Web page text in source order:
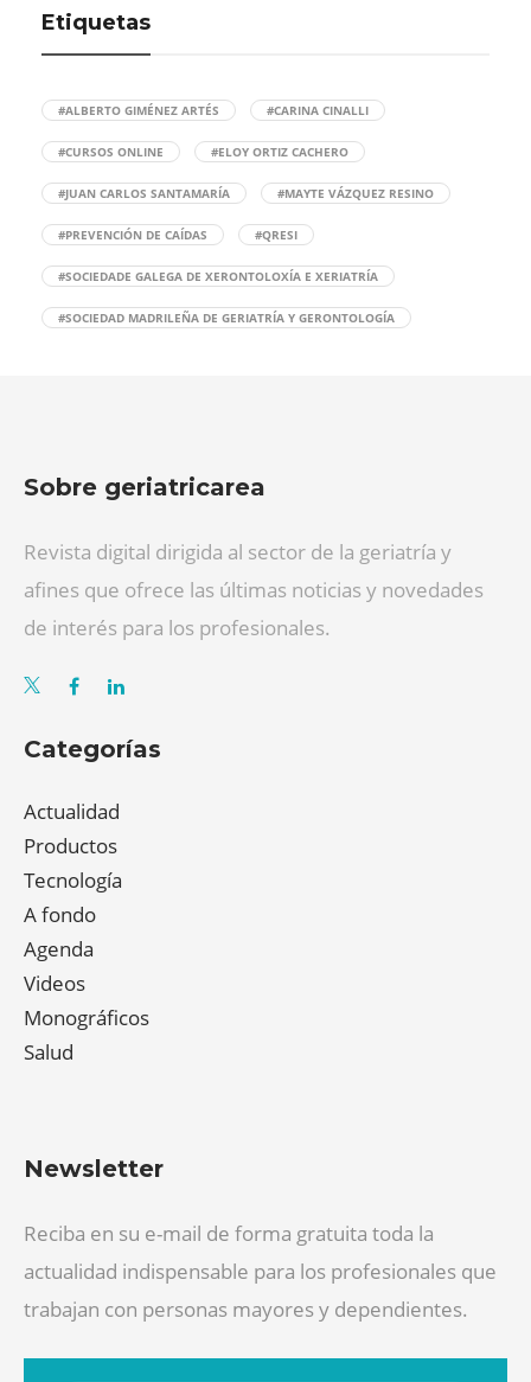
Etiquetas
#ALBERTO GIMÉNEZ ARTÉS #CARINA CINALLI
#CURSOS ONLINE #ELOY ORTIZ CACHERO
#JUAN CARLOS SANTAMARÍA #MAYTE VÁZQUEZ RESINO
#PREVENCIÓN DE CAÍDAS #QRESI
#SOCIEDADE GALEGA DE XERONTOLOXÍA E XERIATRÍA
#SOCIEDAD MADRILEÑA DE GERIATRÍA Y GERONTOLOGÍA
Sobre geriatricarea
Revista digital dirigida al sector de la geriatría y
afines que ofrece las últimas noticias y novedades
de interés para los profesionales.
Categorías
Actualidad
Productos
Tecnología
A fondo
Agenda
Videos
Monográficos
Salud
Newsletter
Reciba en su e-mail de forma gratuita toda la
actualidad indispensable para los profesionales que
trabajan con personas mayores y dependientes.